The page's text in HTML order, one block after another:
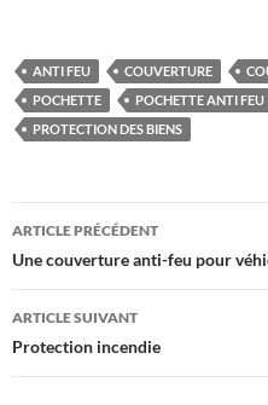
ANTI FEU COUVERTURE
POCHETTE
POCHETTE ANTI FEU
PROTECTION DES BIENS
Navigation
des
articles
ARTICLE PRÉCÉDENT
Une couverture anti-feu pour
ARTICLE SUIVANT
Protection incendie